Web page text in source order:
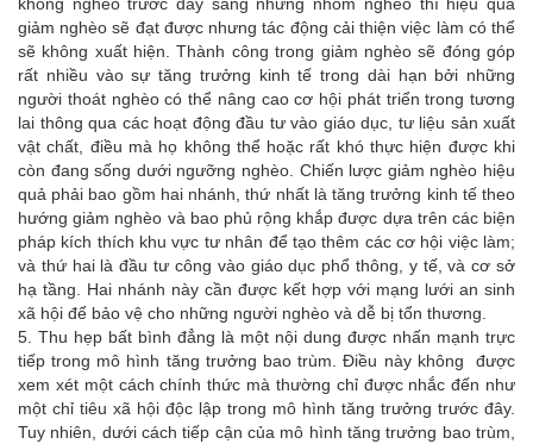
giảm nghèo sẽ đạt được nhưng tác động cải thiện việc làm có thể
sẽ không xuất hiện. Thành công trong giảm nghèo sẽ đóng góp
rất nhiều vào sự tăng trưởng kinh tế trong dài hạn bởi những
người thoát nghèo có thể nâng cao cơ hội phát triển trong tương
lai thông qua các hoạt động đầu tư vào giáo dục, tư liệu sản xuất
vật chất, điều mà họ không thể hoặc rất khó thực hiện được khi
còn đang sống dưới ngưỡng nghèo. Chiến lược giảm nghèo hiệu
quả phải bao gồm hai nhánh, thứ nhất là tăng trưởng kinh tế theo
hướng giảm nghèo và bao phủ rộng khắp được dựa trên các biện
pháp kích thích khu vực tư nhân để tạo thêm các cơ hội việc làm;
và thứ hai là đầu tư công vào giáo dục phổ thông, y tế, và cơ sở
hạ tầng. Hai nhánh này cần được kết hợp với mạng lưới an sinh
xã hội để bảo vệ cho những người nghèo và dễ bị tổn thương.
5. Thu hẹp bất bình đẳng là một nội dung được nhấn mạnh trực
tiếp trong mô hình tăng trưởng bao trùm. Điều này không được
xem xét một cách chính thức mà thường chỉ được nhắc đến như
một chỉ tiêu xã hội độc lập trong mô hình tăng trưởng trước đây.
Tuy nhiên, dưới cách tiếp cận của mô hình tăng trưởng bao trùm,